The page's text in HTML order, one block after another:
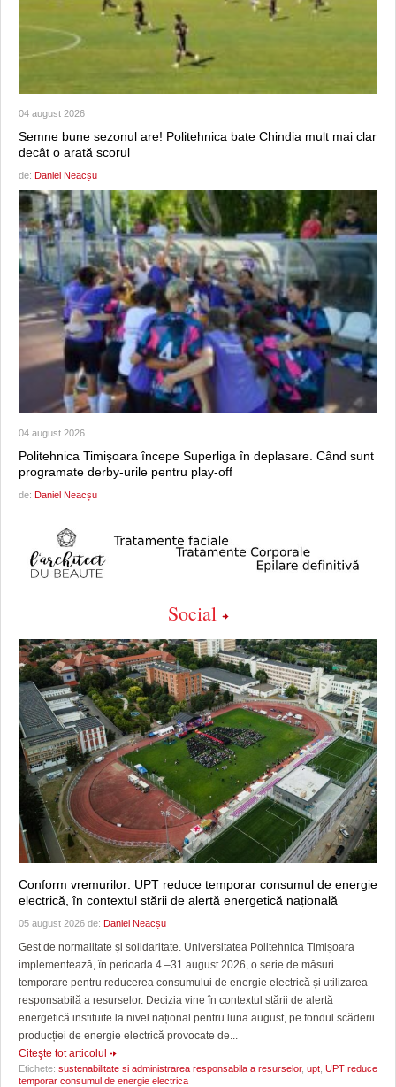
04 august 2026
Semne bune sezonul are! Politehnica bate Chindia mult mai clar
decât o arată scorul
de: Daniel Neacșu
04 august 2026
Politehnica Timișoara începe Superliga în deplasare. Când sunt
programate derby-urile pentru play-off
de: Daniel Neacșu
Social
Conform vremurilor: UPT reduce temporar consumul de energie
electrică, în contextul stării de alertă energetică națională
05 august 2026 de: Daniel Neacșu
Gest de normalitate și solidaritate. Universitatea Politehnica Timișoara
implementează, în perioada 4 –31 august 2026, o serie de măsuri
temporare pentru reducerea consumului de energie electrică și utilizarea
responsabilă a resurselor. Decizia vine în contextul stării de alertă
energetică instituite la nivel național pentru luna august, pe fondul scăderii
producției de energie electrică provocate de...
Citeşte tot articolul
Etichete: sustenabilitate si administrarea responsabila a resurselor, upt UPT reduce
temporar consumul de energie electrica